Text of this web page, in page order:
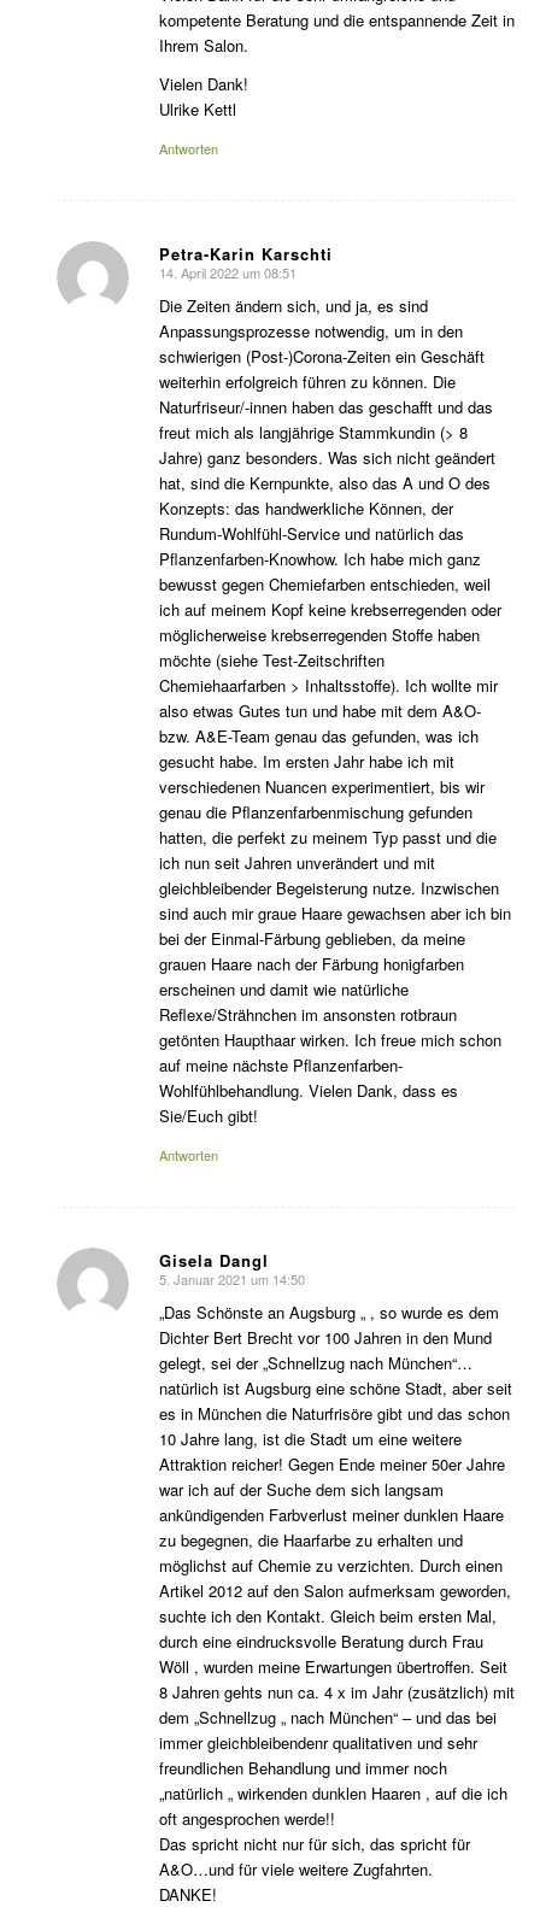
kompetente Beratung und die entspannende Zeit in
Ihrem Salon.
Vielen Dank!
Ulrike Kettl
Antworten
Petra-Karin Karschti
sagte:
14. April 2022 um 08:51
Die Zeiten ändern sich, und ja, es sind
Anpassungsprozesse notwendig, um in den
schwierigen (Post-)Corona-Zeiten ein Geschäft
weiterhin erfolgreich führen zu können. Die
Naturfriseur/-innen haben das geschafft und das
freut mich als langjährige Stammkundin (> 8
Jahre) ganz besonders. Was sich nicht geändert
hat, sind die Kernpunkte, also das A und O des
Konzepts: das handwerkliche Können, der
Rundum-Wohlfühl-Service und natürlich das
Pflanzenfarben-Knowhow. Ich habe mich ganz
bewusst gegen Chemiefarben entschieden, weil
ich auf meinem Kopf keine krebserregenden oder
möglicherweise krebserregenden Stoffe haben
möchte (siehe Test-Zeitschriften
Chemiehaarfarben > Inhaltsstoffe). Ich wollte mir
also etwas Gutes tun und habe mit dem A&O-
bzw. A&E-Team genau das gefunden, was ich
gesucht habe. Im ersten Jahr habe ich mit
verschiedenen Nuancen experimentiert, bis wir
genau die Pflanzenfarbenmischung gefunden
hatten, die perfekt zu meinem Typ passt und die
ich nun seit Jahren unverändert und mit
gleichbleibender Begeisterung nutze. Inzwischen
sind auch mir graue Haare gewachsen aber ich bin
bei der Einmal-Färbung geblieben, da meine
grauen Haare nach der Färbung honigfarben
erscheinen und damit wie natürliche
Reflexe/Strähnchen im ansonsten rotbraun
getönten Haupthaar wirken. Ich freue mich schon
auf meine nächste Pflanzenfarben-
Wohlfühlbehandlung. Vielen Dank, dass es
Sie/Euch gibt!
Antworten
Gisela Dangl
sagte:
5. Januar 2021 um 14:50
„Das Schönste an Augsburg „ , so wurde es dem
Dichter Bert Brecht vor 100 Jahren in den Mund
gelegt, sei der „Schnellzug nach München“…
natürlich ist Augsburg eine schöne Stadt, aber seit
es in München die Naturfrisöre gibt und das schon
10 Jahre lang, ist die Stadt um eine weitere
Attraktion reicher! Gegen Ende meiner 50er Jahre
war ich auf der Suche dem sich langsam
ankündigenden Farbverlust meiner dunklen Haare
zu begegnen, die Haarfarbe zu erhalten und
möglichst auf Chemie zu verzichten. Durch einen
Artikel 2012 auf den Salon aufmerksam geworden,
suchte ich den Kontakt. Gleich beim ersten Mal,
durch eine eindrucksvolle Beratung durch Frau
Wöll , wurden meine Erwartungen übertroffen. Seit
8 Jahren gehts nun ca. 4 x im Jahr (zusätzlich) mit
dem „Schnellzug „ nach München“ – und das bei
immer gleichbleibendenr qualitativen und sehr
freundlichen Behandlung und immer noch
„natürlich „ wirkenden dunklen Haaren , auf die ich
oft angesprochen werde!!
Das spricht nicht nur für sich, das spricht für
A&O…und für viele weitere Zugfahrten.
DANKE!